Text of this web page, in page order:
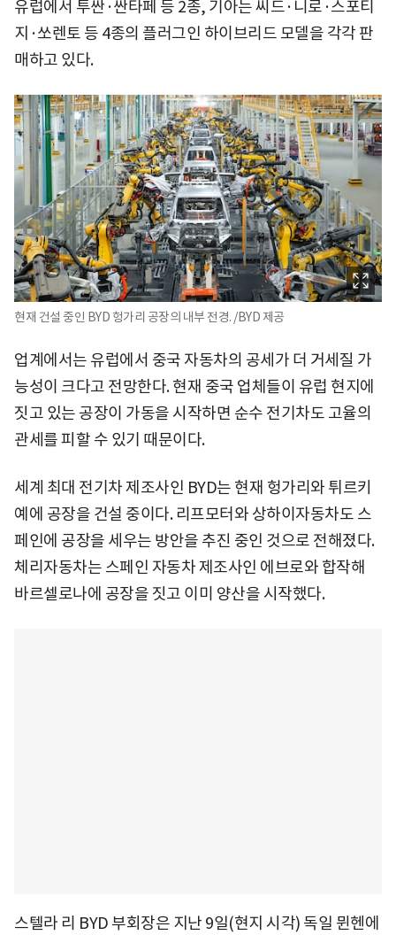
유럽에서 투싼·싼타페 등 2종, 기아는 씨드·니로·스포티
지·쏘렌토 등 4종의 플러그인 하이브리드 모델을 각각 판
매하고 있다.
현재 건설 중인 BYD 헝가리 공장의 내부 전경. /BYD 제공
업계에서는 유럽에서 중국 자동차의 공세가 더 거세질 가
능성이 크다고 전망한다. 현재 중국 업체들이 유럽 현지에
짓고 있는 공장이 가동을 시작하면 순수 전기차도 고율의
관세를 피할 수 있기 때문이다.
세계 최대 전기차 제조사인 BYD는 현재 헝가리와 튀르키
예에 공장을 건설 중이다. 리프모터와 상하이자동차도 스
페인에 공장을 세우는 방안을 추진 중인 것으로 전해졌다.
체리자동차는 스페인 자동차 제조사인 에브로와 합작해
바르셀로나에 공장을 짓고 이미 양산을 시작했다.
스텔라 리 BYD 부회장은 지난 9일(현지 시각) 독일 뮌헨에